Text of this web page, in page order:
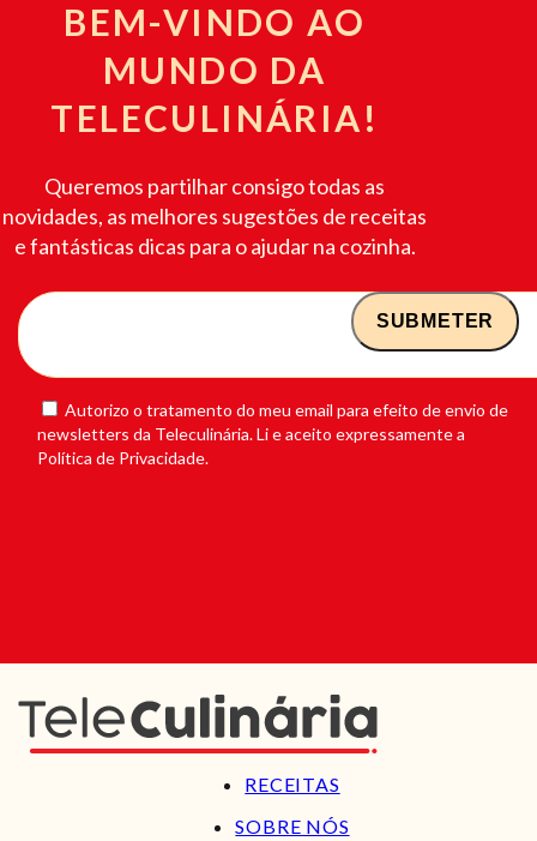
BEM-VINDO AO
MUNDO DA
TELECULINÁRIA!
Queremos partilhar consigo todas as
novidades, as melhores sugestões de receitas
e fantásticas dicas para o ajudar na cozinha.
Autorizo o tratamento do meu email para efeito de envio de
newsletters da Teleculinária. Li e aceito expressamente a
Política de Privacidade.
RECEITAS
SOBRE NÓS